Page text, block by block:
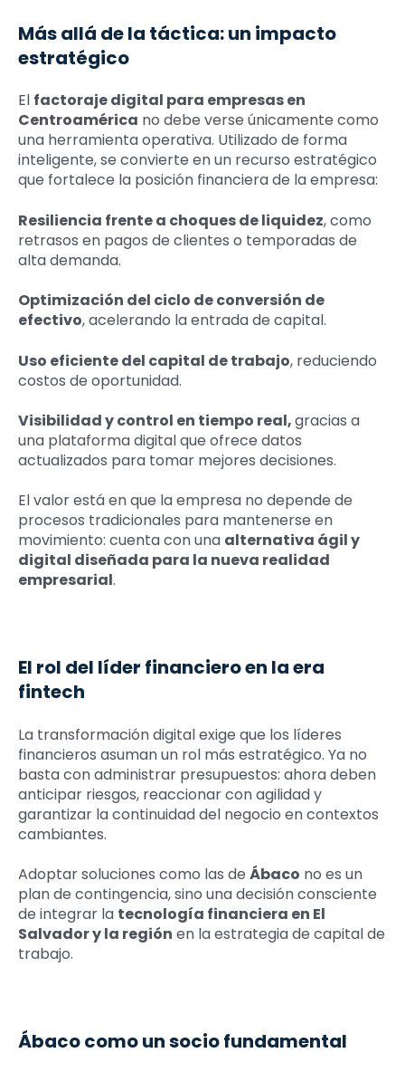
Más allá de la táctica: un impacto
estratégico
El factoraje digital para empresas en
Centroamérica no debe verse únicamente como
una herramienta operativa. Utilizado de forma
inteligente, se convierte en un recurso estratégico
que fortalece la posición financiera de la empresa:
Resiliencia frente a choques de liquidez, como
retrasos en pagos de clientes o temporadas de
alta demanda.
Optimización del ciclo de conversión de
efectivo, acelerando la entrada de capital.
Uso eficiente del capital de trabajo, reduciendo
costos de oportunidad.
Visibilidad y control en tiempo real,gracias a
una plataforma digital que ofrece datos
actualizados para tomar mejores decisiones.
El valor está en que la empresa no depende de
procesos tradicionales para mantenerse en
movimiento: cuenta con una alternativa ágil y
digital diseñada para la nueva realidad
empresarial.
El rol del líder financiero en la era
fintech
La transformación digital exige que los líderes
financieros asuman un rol más estratégico. Ya no
basta con administrar presupuestos: ahora deben
anticipar riesgos, reaccionar con agilidad y
garantizar la continuidad del negocio en contextos
cambiantes.
Adoptar soluciones como las de Ábaco no es un
plan de contingencia, sino una decisión consciente
de integrar la tecnología financiera en El
Salvador y la región en la estrategia de capital de
trabajo.
Ábaco como un socio fundamental